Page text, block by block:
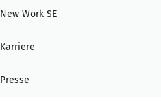
New Work SE
Karriere
Presse